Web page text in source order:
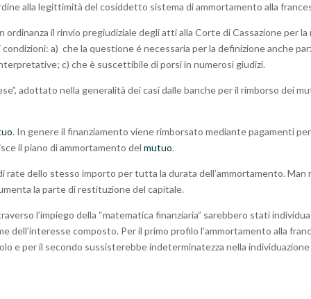
alla legittimità del cosiddetto sistema di ammortamento alla
il rinvio pregiudiziale degli atti alla Corte di Cassazione per la
a) che la questione é necessaria per la definizione anche
c) che è suscettibile di porsi in numerosi giudizi.
adottato nella generalità dei casi dalle banche per il rimborso dei
. In genere il finanziamento viene rimborsato mediante pagamenti
il piano di ammortamento delmutuo.
dello stesso importo per tutta la durata dell’ammortamento. Man
la parte di restituzione del capitale.
l’impiego della “matematica finanziaria” sarebbero stati
composto. Per il primo profilo l’ammortamento alla
e per il secondo sussisterebbe indeterminatezza nella